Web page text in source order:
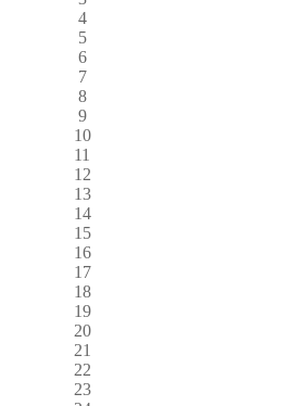
4
5
6
7
8
9
10
11
12
13
14
15
16
17
18
19
20
21
22
23